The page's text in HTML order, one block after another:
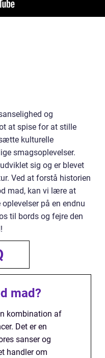
og
at spise for at stille
kulturelle
smagsoplevelser.
sig og er blevet
Ved at forstå historien
mad, kan vi lære at
på en endnu
til bords og fejre den
mad?
kombination af
Det er en
sanser og
handler om